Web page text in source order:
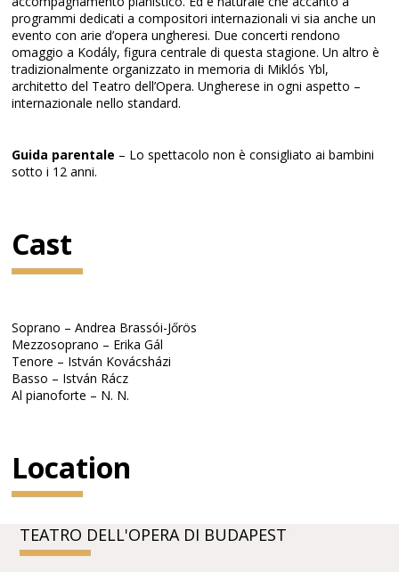
programmi dedicati a compositori internazionali vi sia anche un
evento con arie d’opera ungheresi. Due concerti rendono
omaggio a Kodály, figura centrale di questa stagione. Un altro è
tradizionalmente organizzato in memoria di Miklós Ybl,
architetto del Teatro dell’Opera. Ungherese in ogni aspetto –
internazionale nello standard.
Guida parentale – Lo spettacolo non è consigliato ai bambini
sotto i 12 anni.
Cast
Soprano – Andrea Brassói-Jőrös
Mezzosoprano – Erika Gál
Tenore – István Kovácsházi
Basso – István Rácz
Al pianoforte – N. N.
Location
TEATRO DELL'OPERA DI BUDAPEST